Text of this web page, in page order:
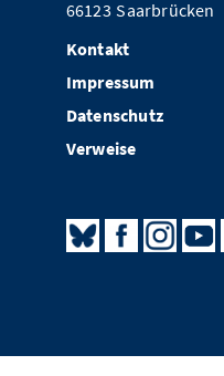
66123 Saarbrücken
Kontakt
Impressum
Datenschutz
Verweise